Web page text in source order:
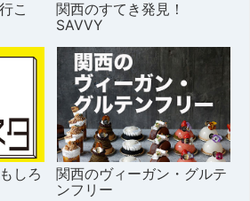
こ
関西のすてき発見！
SAVVY
しろ
関西のヴィーガン・グルテ
ンフリー